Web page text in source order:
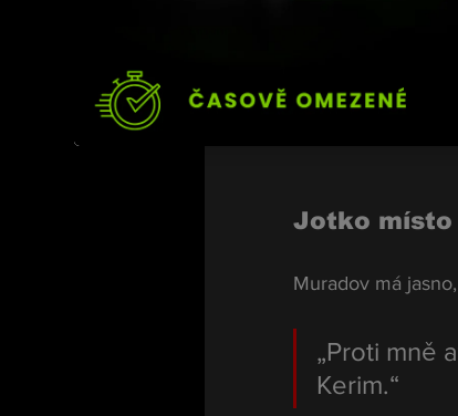
Jotko místo
Muradov má
„Proti mně
Kerim.“